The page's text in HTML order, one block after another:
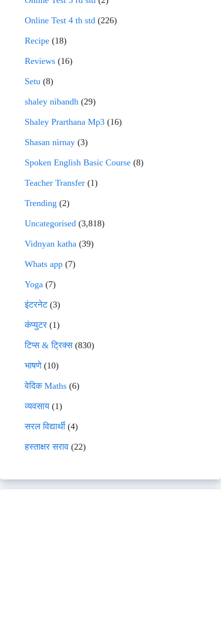
Online Test 4 th std (226)
Recipe (18)
Reviews (16)
Setu (8)
shaley nibandh (29)
Shaley Prarthana Mp3 (16)
Shasan nirnay (3)
Spoken English Basic Course (8)
Teacher Transfer (1)
Trending (2)
Uncategorised (3,818)
Vidnyan katha (39)
Whats app (7)
Yoga (7)
इंटरनेट(3)
कंप्युटर (1)
टिप्स & ट्रिक्स(830)
भाषणे(10)
वेदिक Maths (6)
व्यवसाय(1)
सरल विद्यार्थी(4)
हस्ताक्षर सराव (22)